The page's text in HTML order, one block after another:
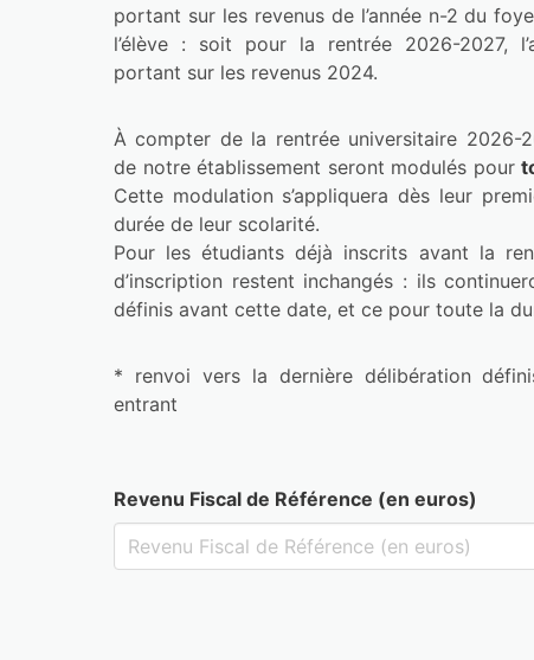
portant sur les revenus de l’année n-2 du
l’élève : soit pour la rentrée 2026-2027,
portant sur les revenus 2024.
À compter de la rentrée universitaire 2026-
de notre établissement seront modulés pour
Cette modulation s’appliquera dès leur
durée de leur scolarité.
Pour les étudiants déjà inscrits avant la
d’inscription restent inchangés : ils
définis avant cette date, et ce pour toute la
* renvoi vers la dernière délibération
entrant
Revenu Fiscal de Référence (en euros)